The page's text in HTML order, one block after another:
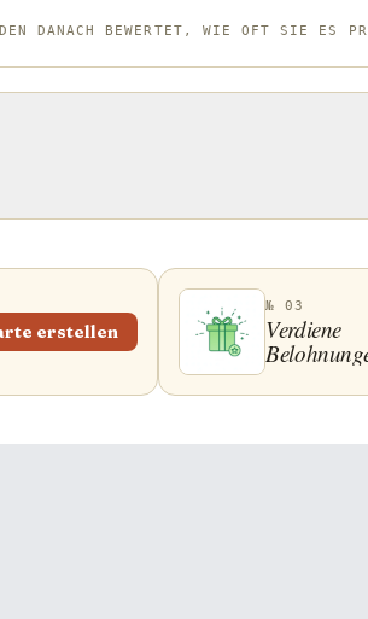
DANACH BEWERTET, WIE OFT SIE ES
erstellen
№ 03
Verdiene